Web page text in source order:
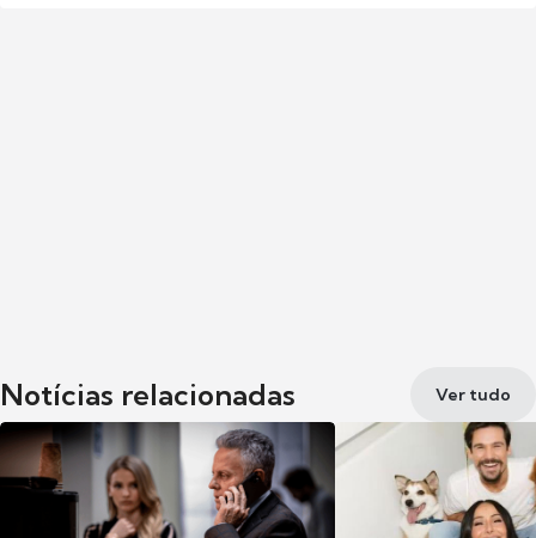
Notícias relacionadas Ver tudo